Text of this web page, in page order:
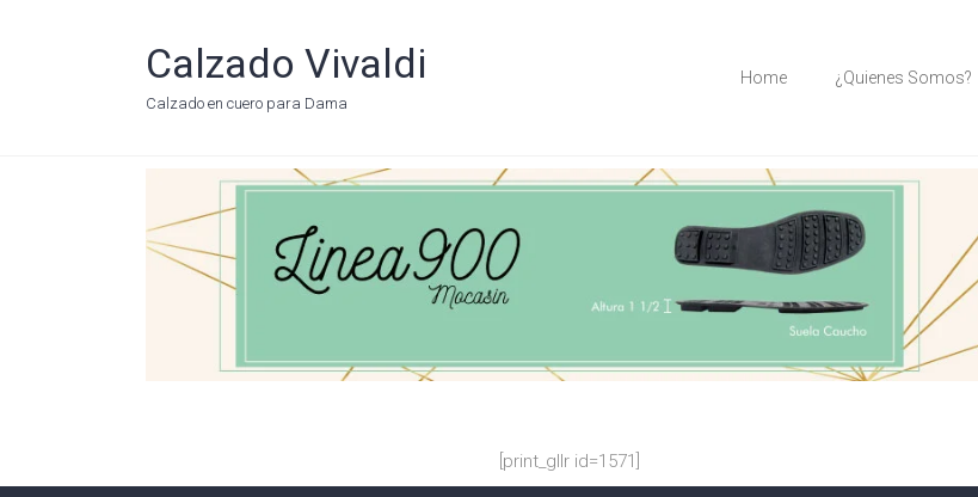
Calzado Vivaldi
Calzado en cuero para Dama
Home ¿Quienes Somos?
[print_gllr id=1571]